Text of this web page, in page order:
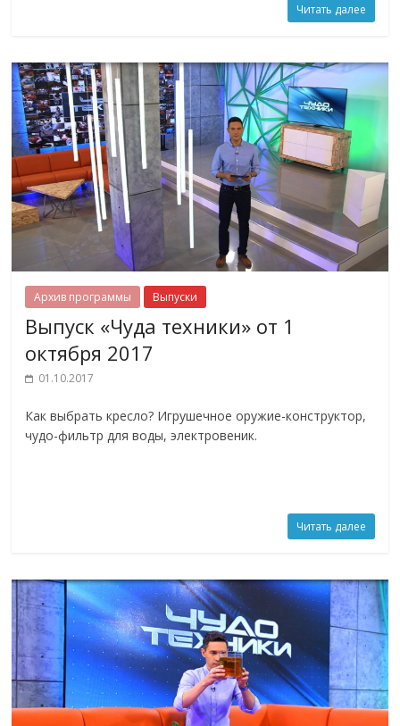
Читать далее
Архив программы Выпуски
Выпуск «Чуда техники» от 1
октября 2017
01.10.2017
Как выбрать кресло? Игрушечное оружие-конструктор,
чудо-фильтр для воды, электровеник.
Читать далее